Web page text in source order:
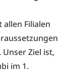
Filialen
Ziel ist,
im 1.